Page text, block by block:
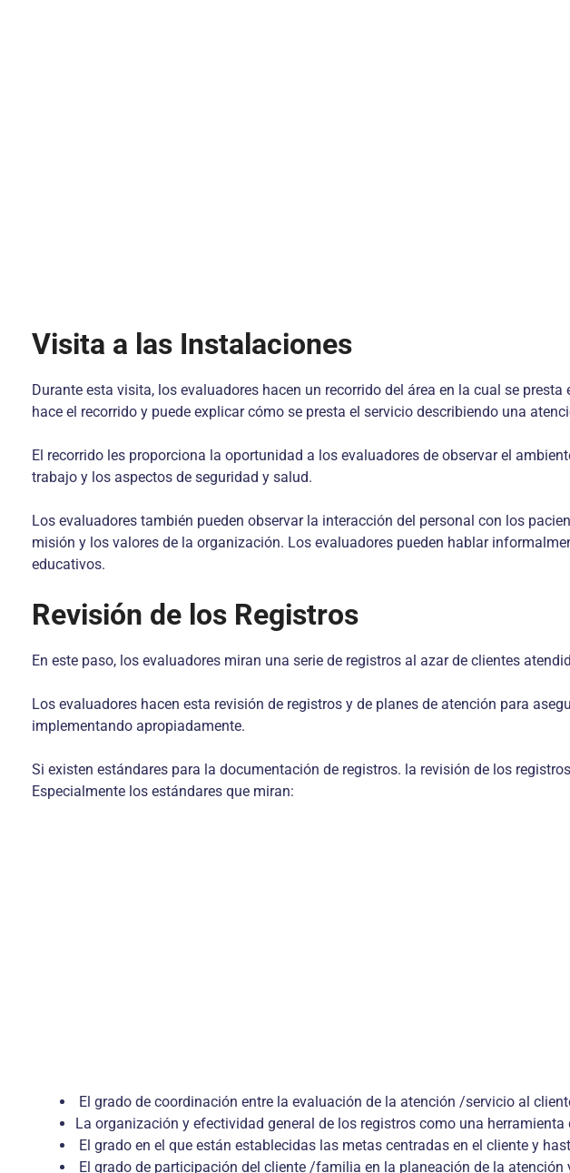
Visita a las Instalaciones
Durante esta visita, los evaluadores hacen un recorrido del área en la cual se
hace el recorrido y puede explicar cómo se presta el servicio describiendo una
El recorrido les proporciona la oportunidad a los evaluadores de observar el
trabajo y los aspectos de seguridad y salud.
Los evaluadores también pueden observar la interacción del personal con los
misión y los valores de la organización. Los evaluadores pueden hablar
educativos.
Revisión de los Registros
En este paso, los evaluadores miran una serie de registros al azar de clientes
Los evaluadores hacen esta revisión de registros y de planes de atención para
implementando apropiadamente.
Si existen estándares para la documentación de registros. la revisión de los
Especialmente los estándares que miran:
El grado de coordinación entre la evaluación de la atención /servicio al
La organización y efectividad general de los registros como una
El grado en el que están establecidas las metas centradas en el cliente y
El grado de participación del cliente /familia en la planeación de la atención